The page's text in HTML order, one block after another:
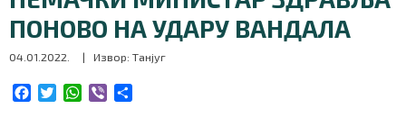
ПОНОВО НА УДАРУ ВАНДАЛА
04.01.2022. | Извор: Танјуг
W
НОВИ САД
ПОДКАСТ